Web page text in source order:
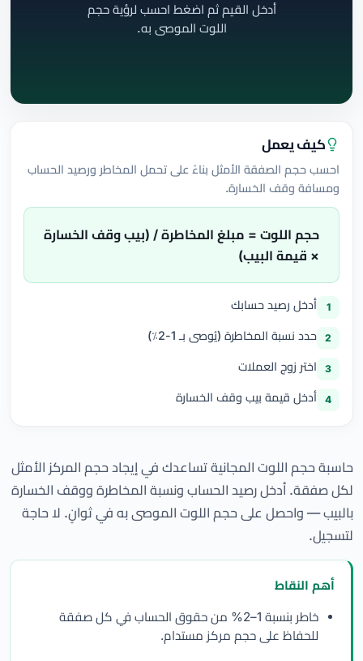
أدخل القيم ثم اضغط احسب لرؤية حجم
اللوت الموصى به.
كيف يعمل
احسب حجم الصفقة الأمثل بناءً على تحمل المخاطر ورصيد الحساب
ومسافة وقف الخسارة.
حجم اللوت = مبلغ المخاطرة / (بيب وقف الخسارة
× قيمة البيب)
1 أدخل رصيد حسابك
2 حدد نسبة المخاطرة (يُوصى بـ 1-2٪)
3 اختر زوج العملات
4 أدخل قيمة بيب وقف الخسارة
حاسبة حجم اللوت المجانية تساعدك في إيجاد حجم المركز الأمثل
لكل صفقة. أدخل رصيد الحساب ونسبة المخاطرة ووقف الخسارة
بالبيب — واحصل على حجم اللوت الموصى به في ثوانٍ. لا حاجة
لتسجيل.
أهم النقاط
خاطر بنسبة 1–2% من حقوق الحساب في كل صفقة
للحفاظ على حجم مركز مستدام.